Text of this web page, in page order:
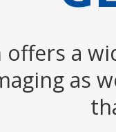
a
as